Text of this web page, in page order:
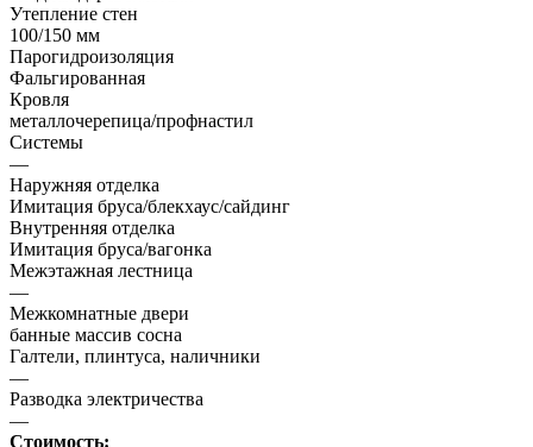
Утепление стен
100/150 мм
Парогидроизоляция
Фальгированная
Кровля
металлочерепица/профнастил
Системы
—
Наружняя отделка
Имитация бруса/блекхаус/сайдинг
Внутренняя отделка
Имитация бруса/вагонка
Межэтажная лестница
—
Межкомнатные двери
банные массив сосна
Галтели, плинтуса, наличники
—
Разводка электричества
—
Стоимость: